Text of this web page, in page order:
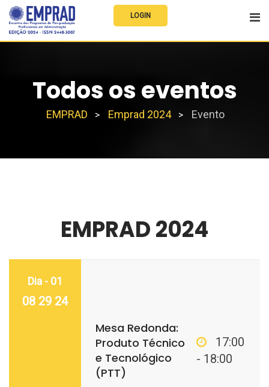
LOGIN
Todos os eventos
EMPRAD > Emprad 2024 > Evento
EMPRAD 2024
Dia - 01
08 29 24
Mesa Redonda:
Produto Técnico
e Tecnológico
(PTT)
17:00
- 18:00